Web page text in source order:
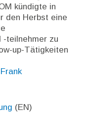
kündigte in
den Herbst eine
-teilnehmer zu
up-Tätigkeiten
(EN)